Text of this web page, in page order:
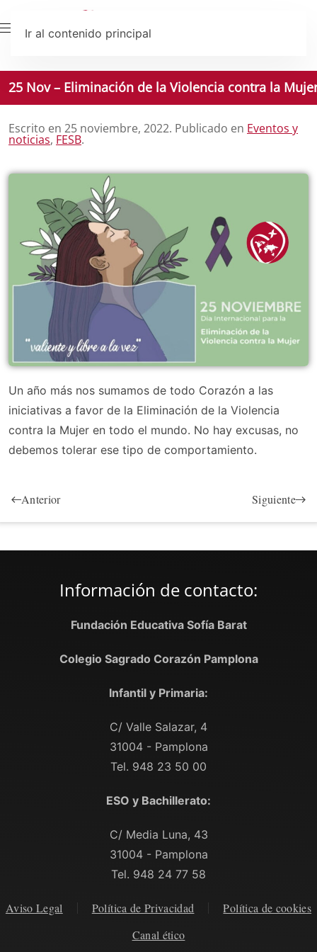
Ir al contenido principal
25 Nov – Eliminación de la Violencia contra la
Escrito en 25 noviembre, 2022. Publicado en Eventos y
noticias, FESB.
Un año más nos sumamos de todo Corazón a las
iniciativas a favor de la Eliminación de la Violencia
contra la Mujer en todo el mundo. No hay excusas, no
debemos tolerar ese tipo de comportamiento.
Anterior Siguiente
Información de contacto:
Fundación Educativa Sofía Barat
Colegio Sagrado Corazón Pamplona
Infantil y Primaria:
C/ Valle Salazar, 4
31004 - Pamplona
Tel. 948 23 50 00
ESO y Bachillerato:
C/ Media Luna, 43
31004 - Pamplona
Tel. 948 24 77 58
Aviso Legal Política de Privacidad
Política de cookies
Canal ético